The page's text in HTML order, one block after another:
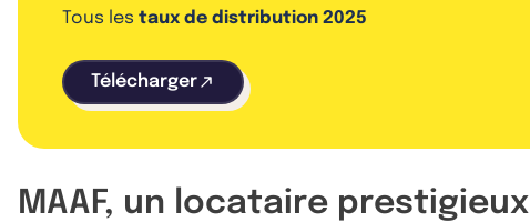
Tous les taux de distribution 2025
Télécharger
MAAF, un locataire prestigieux